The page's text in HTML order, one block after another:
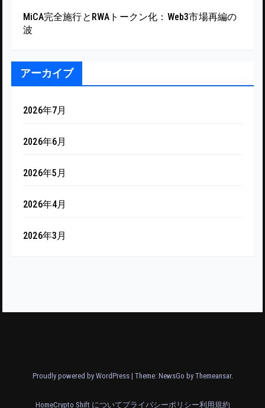
MiCA完全施行とRWAトークン化：Web3市場再編の
波
アーカイブ
2026年7月
2026年6月
2026年5月
2026年4月
2026年3月
Proudly powered by WordPress | Theme: NewsGo by Themeansar.
HomeCrypto Shift についてプライバシーポリシー利用規約